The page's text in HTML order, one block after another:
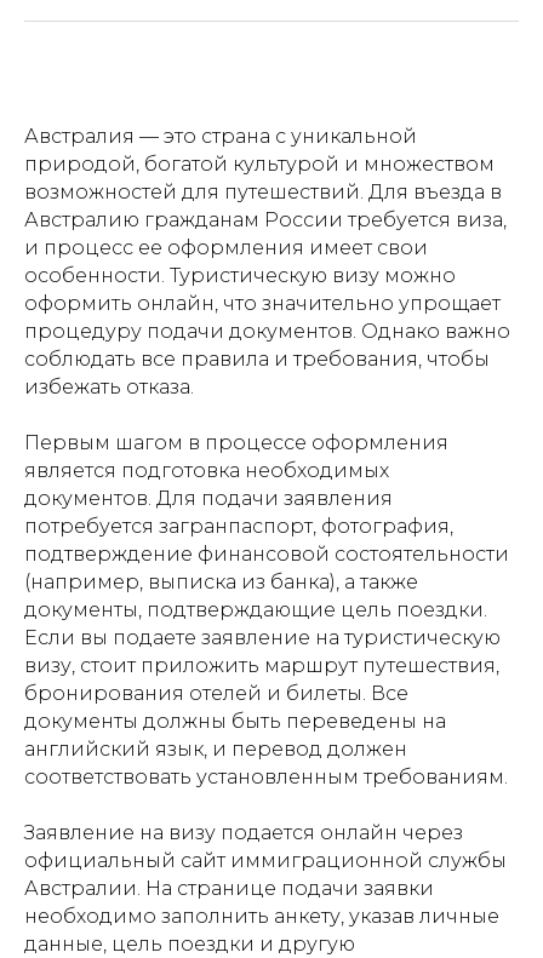
Австралия — это страна с уникальной
природой, богатой культурой и множеством
возможностей для путешествий. Для въезда в
Австралию гражданам России требуется виза,
и процесс ее оформления имеет свои
особенности. Туристическую визу можно
оформить онлайн, что значительно упрощает
процедуру подачи документов. Однако важно
соблюдать все правила и требования, чтобы
избежать отказа.
Первым шагом в процессе оформления
является подготовка необходимых
документов. Для подачи заявления
потребуется загранпаспорт, фотография,
подтверждение финансовой состоятельности
(например, выписка из банка), а также
документы, подтверждающие цель поездки.
Если вы подаете заявление на туристическую
визу, стоит приложить маршрут путешествия,
бронирования отелей и билеты. Все
документы должны быть переведены на
английский язык, и перевод должен
соответствовать установленным требованиям.
Заявление на визу подается онлайн через
официальный сайт иммиграционной службы
Австралии. На странице подачи заявки
необходимо заполнить анкету, указав личные
данные, цель поездки и другую